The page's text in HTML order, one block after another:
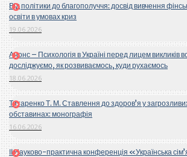
Від політики до благополуччя: досвід вивчення
освіти в умовах криз
19.06.2026
Анонс – Психологія в Україні перед лицем викликів
досліджуємо, як розвиваємось, куди рухаємось
18.06.2026
Титаренко Т. М. Ставлення до здоров’я у
обставинах: монографія
16.06.2026
ІІ Науково-практична конференція «Українська